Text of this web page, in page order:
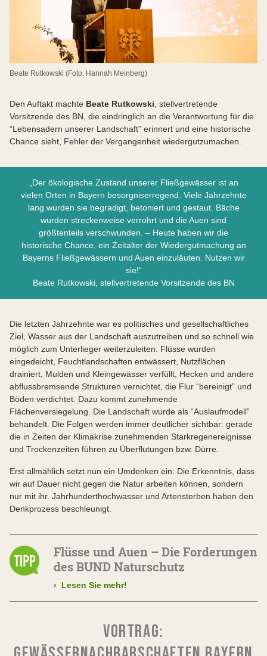
Beate Rutkowski (Foto: Hannah Meinberg)
Den Auftakt machte Beate Rutkowski , stellvertretende
Vorsitzende des BN, die eindringlich an die Verantwortung für die
“Lebensadern unserer Landschaft” erinnert und eine historische
Chance sieht, Fehler der Vergangenheit wiedergutzumachen.
„Der ökologische Zustand unserer Fließgewässer ist an
vielen Orten in Bayern besorgniserregend. Viele Jahrzehnte
lang wurden sie begradigt, betoniert und gestaut. Bäche
wurden streckenweise verrohrt und die Auen sind
größtenteils verschwunden. – Heute haben wir die
historische Chance, ein Zeitalter der Wiedergutmachung an
Bayerns Fließgewässern und Auen einzuläuten. Nutzen wir
sie!“
Beate Rutkowski, stellvertretende Vorsitzende des BN
Die letzten Jahrzehnte war es politisches und gesellschaftliches
Ziel, Wasser aus der Landschaft auszutreiben und so schnell wie
möglich zum Unterlieger weiterzuleiten. Flüsse wurden
eingedeicht, Feuchtlandschaften entwässert, Nutzflächen
drainiert, Mulden und Kleingewässer verfüllt, Hecken und andere
abflussbremsende Strukturen vernichtet, die Flur “bereinigt” und
Böden verdichtet. Dazu kommt zunehmende
Flächenversiegelung. Die Landschaft wurde als “Auslaufmodell”
behandelt. Die Folgen werden immer deutlicher sichtbar: gerade
die in Zeiten der Klimakrise zunehmenden Starkregenereignisse
und Trockenzeiten führen zu Überflutungen bzw. Dürre.
Erst allmählich setzt nun ein Umdenken ein: Die Erkenntnis, dass
wir auf Dauer nicht gegen die Natur arbeiten können, sondern
nur mit ihr. Jahrhunderthochwasser und Artensterben haben den
Denkprozess beschleunigt.
Flüsse und Auen – Die Forderungen
des BUND Naturschutz
› Lesen Sie mehr!
VORTRAG: